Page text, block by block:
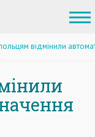
відмінили